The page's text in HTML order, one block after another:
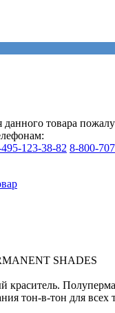
товара
123-38-82 8-800-
SHADES
краситель.
тон-в-тон для всех